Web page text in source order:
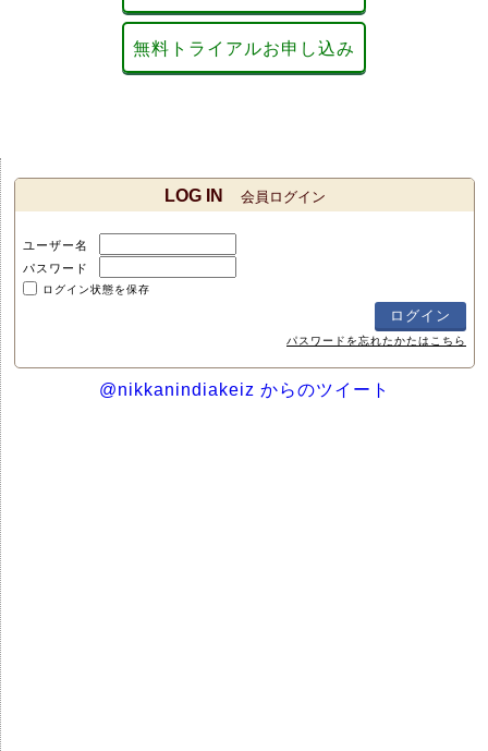
無料トライアルお申し込み
LOG IN 会員ログイン
ユーザー名
パスワード
ログイン状態を保存
パスワードを忘れたかたはこちら
@nikkanindiakeiz からのツイート